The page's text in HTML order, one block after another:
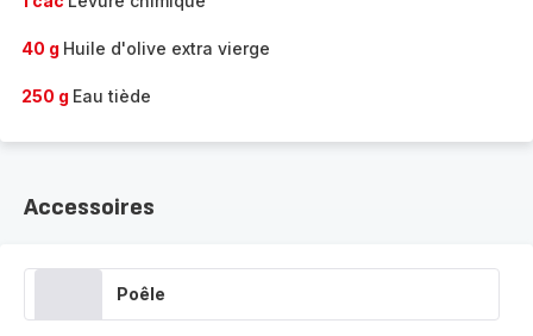
40 g Huile d'olive extra vierge
250 g Eau tiède
Accessoires
Poêle